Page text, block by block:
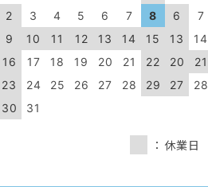
2
3 4 5 6 7
8
9
10 11 12 13 14
15
16
17 18 19 20 21
22
23
24 25 26 27 28
29
30
31
6
7
13
14
20
21
27
28
：休業日